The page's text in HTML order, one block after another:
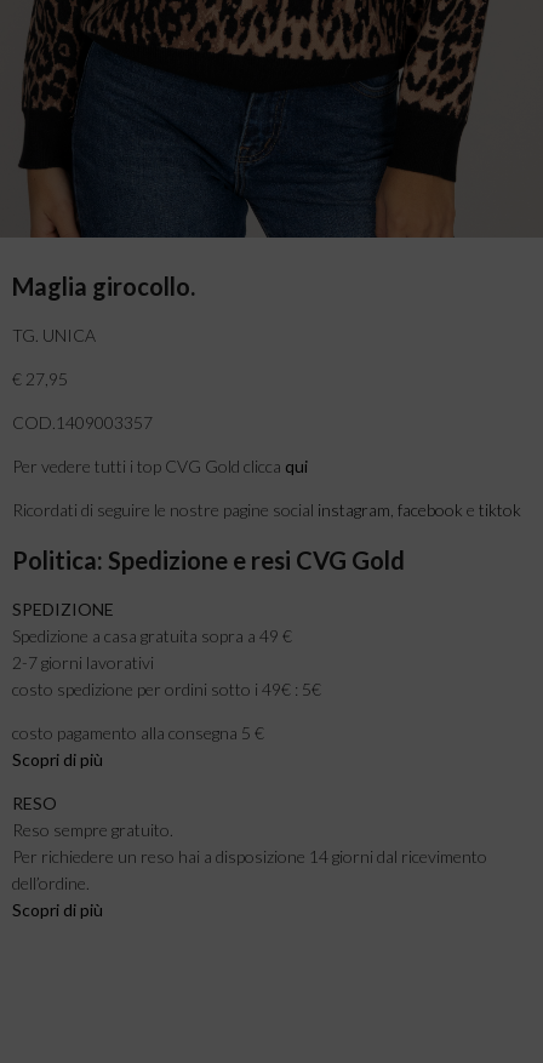
Maglia girocollo.
TG. UNICA
€ 27,95
COD.1409003357
Per vedere tutti i top CVG Gold clicca qui
Ricordati di seguire le nostre pagine social instagram facebook e tiktok
Politica: Spedizione e resi CVG Gold
SPEDIZIONE
Spedizione a casa gratuita sopra a 49 €
2-7 giorni lavorativi
costo spedizione per ordini sotto i 49€ : 5€
costo pagamento alla consegna 5 €
Scopri di più
RESO
Reso sempre gratuito.
Per richiedere un reso hai a disposizione 14 giorni dal ricevimento
dell’ordine.
Scopri di più